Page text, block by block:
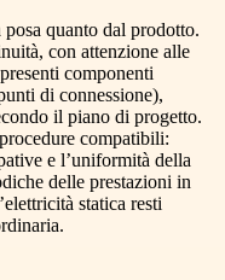
quanto dal prodotto.
con attenzione alle
componenti
di connessione),
il piano di progetto.
compatibili:
e l’uniformità della
delle prestazioni in
statica resti